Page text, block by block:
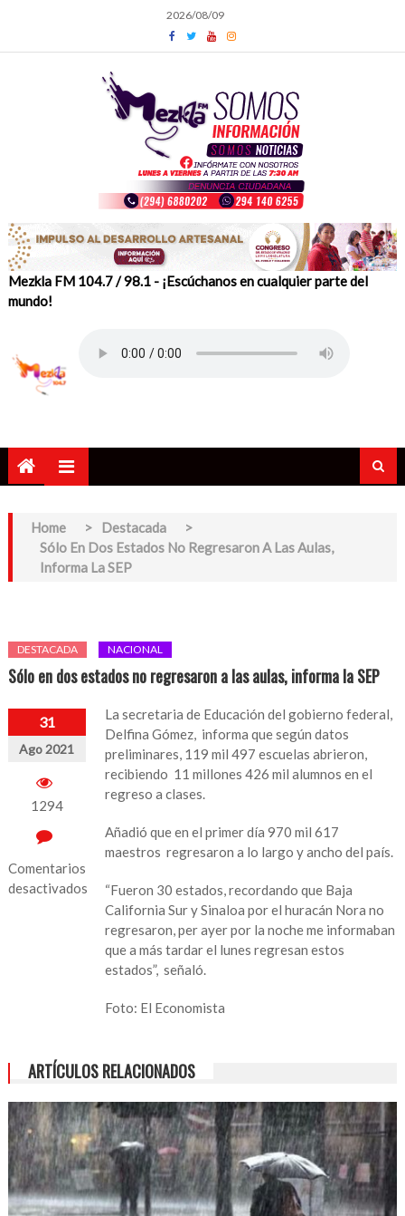
content
2026/08/09
Mezkla FM 104.7 / 98.1 - ¡Escúchanos en cualquier parte del
mundo!
Home > Destacada
>
Sólo En Dos Estados No Regresaron A Las Aulas,
Informa La SEP
DESTACADA NACIONAL
Sólo en dos estados no regresaron a las aulas, informa la SEP
31
Ago 2021
1294
Comentarios
desactivados
informa
la
SEP
La secretaria de Educación del gobierno federal,
Delfina Gómez, informa que según datos
preliminares, 119 mil 497 escuelas abrieron,
recibiendo 11 millones 426 mil alumnos en el
regreso a clases.
Añadió que en el primer día 970 mil 617
maestros regresaron a lo largo y ancho del país.
“Fueron 30 estados, recordando que Baja
California Sur y Sinaloa por el huracán Nora no
regresaron, per ayer por la noche me informaban
que a más tardar el lunes regresan estos
estados”, señaló.
Foto: El Economista
ARTÍCULOS RELACIONADOS